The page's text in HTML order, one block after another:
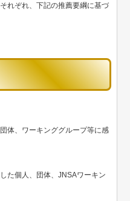
れぞれ、下記の推薦要綱に基づ
体、ワーキンググループ等に感
た個人、団体、JNSAワーキン